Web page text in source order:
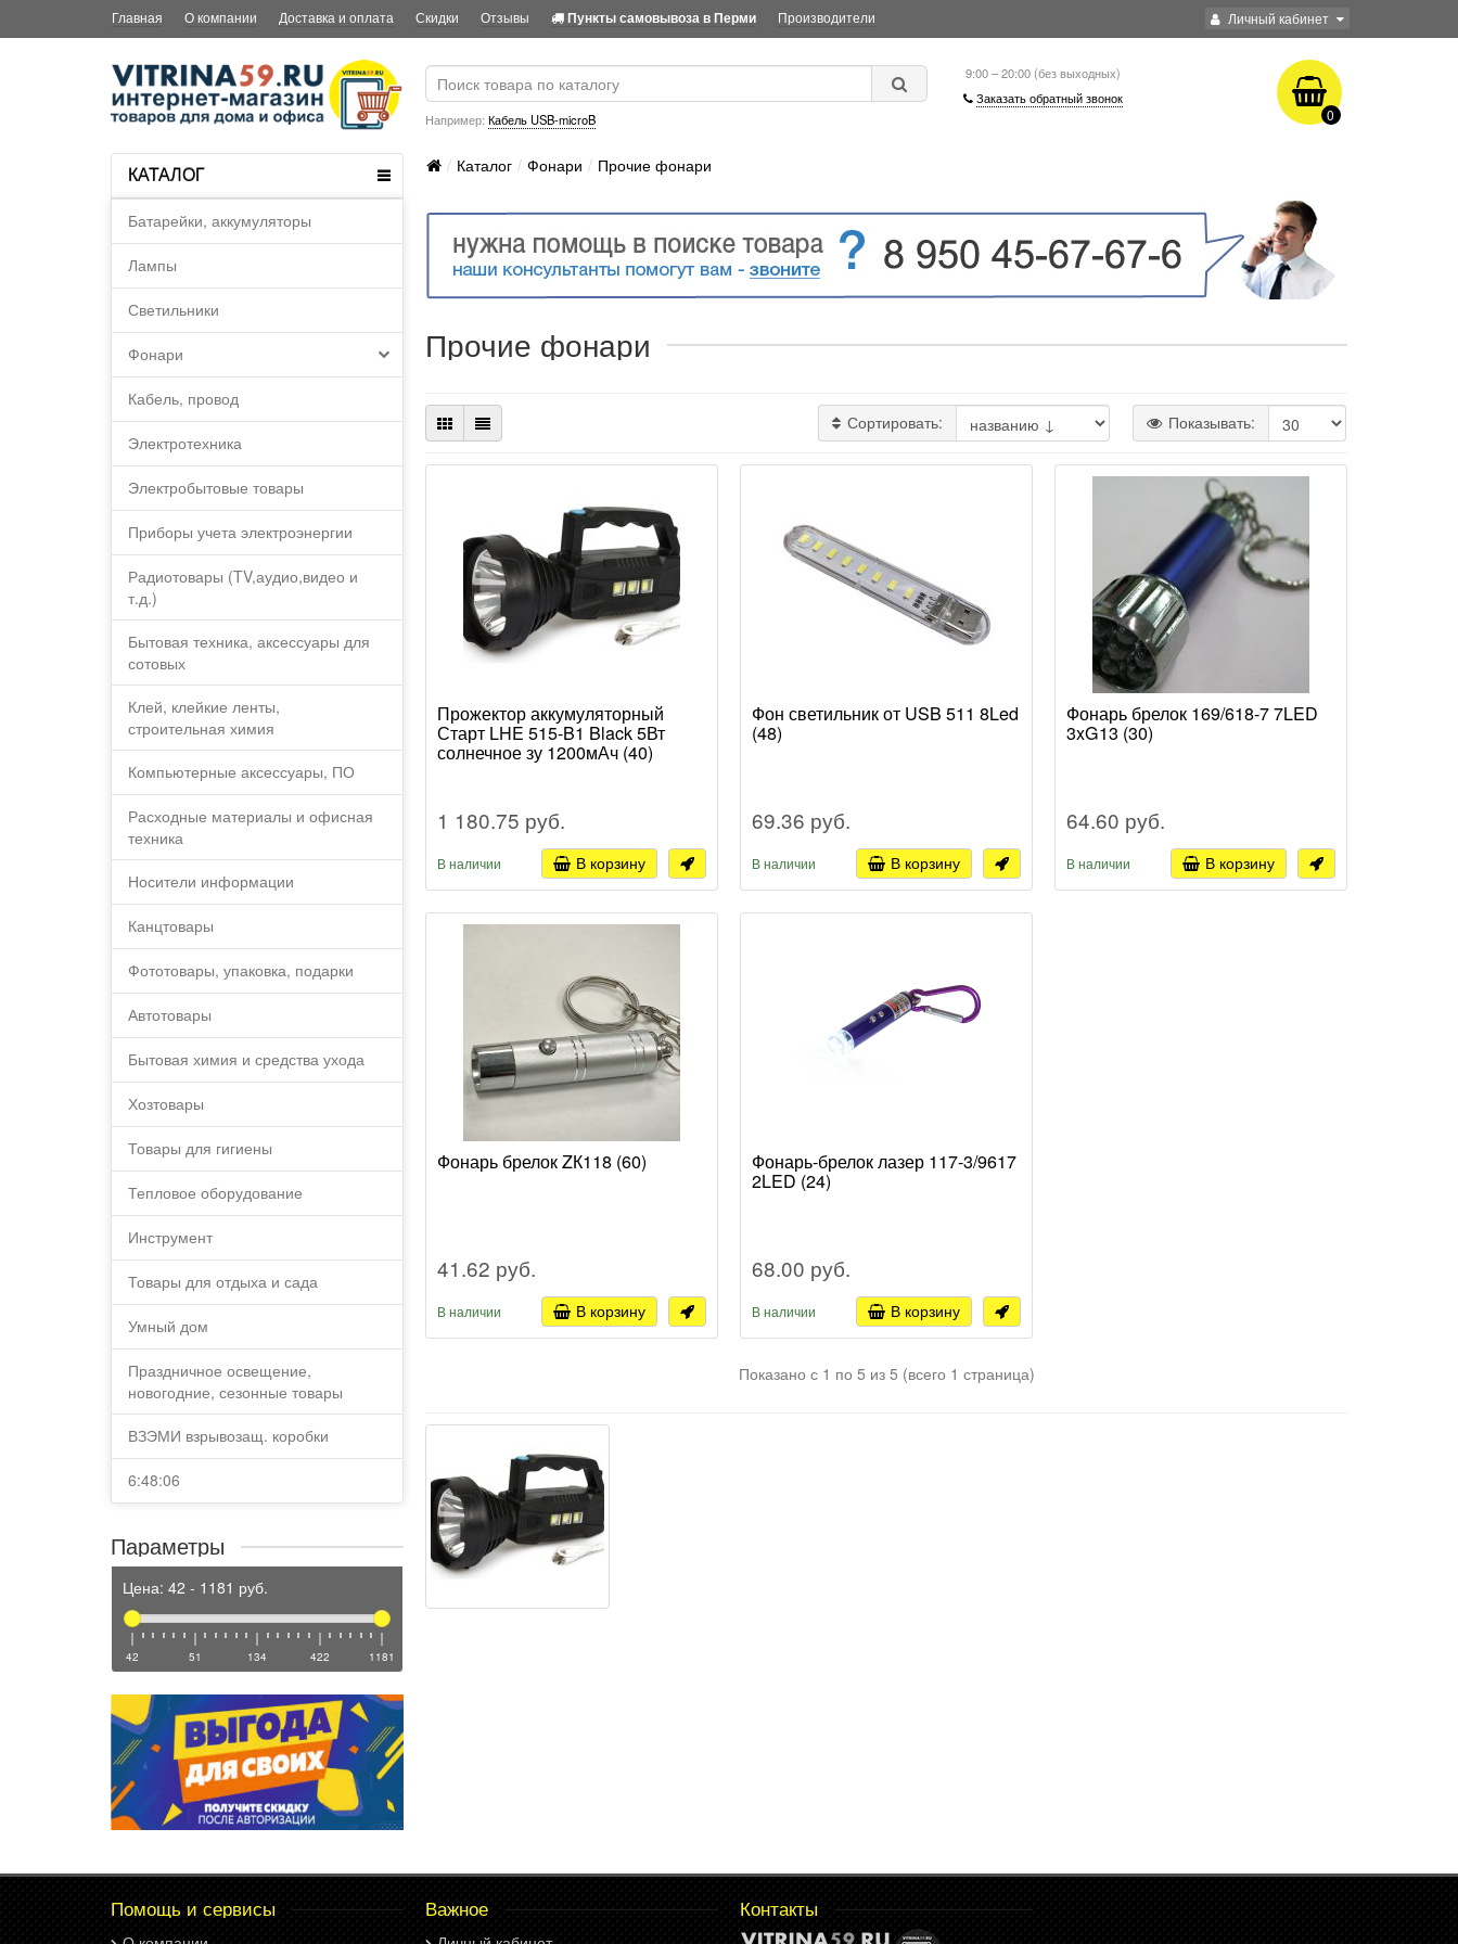
Личный кабинет
Главная О компании Доставка и оплата Скидки Отзывы Пункты самовывоза в Перми Производители
Например: Кабель USB-microB
9:00 – 20:00 (без выходных)
Заказать обратный звонок
0
КАТАЛОГ
Батарейки, аккумуляторы
Лампы
Светильники
Фонари
Кабель, провод
Электротехника
Электробытовые товары
Приборы учета электроэнергии
Радиотовары (TV,аудио,видео и
т.д.)
Бытовая техника, аксессуары для
сотовых
Клей, клейкие ленты,
строительная химия
Компьютерные аксессуары, ПО
Расходные материалы и офисная
техника
Носители информации
Канцтовары
Фототовары, упаковка, подарки
Автотовары
Бытовая химия и средства ухода
Хозтовары
Товары для гигиены
Тепловое оборудование
Инструмент
Товары для отдыха и сада
Умный дом
Праздничное освещение,
новогодние, сезонные товары
ВЗЭМИ взрывозащ. коробки
6:48:06
Каталог Фонари Прочие фонари
Параметры
Цена: 42 - 1181 руб.
42 51 134 422 1181
Прочие фонари
Сортировать: Показывать:
Прожектор аккумуляторный
Старт LHE 515-B1 Black 5Вт
солнечное зу 1200мАч (40)
1 180.75 руб.
В наличии В корзину
Фон светильник от USB 511 8Led
(48)
69.36 руб.
В наличии В корзину
Фонарь брелок 169/618-7 7LED
3xG13 (30)
64.60 руб.
В наличии В корзину
Фонарь брелок ZК118 (60)
41.62 руб.
В наличии В корзину
Фонарь-брелок лазер 117-3/9617
2LED (24)
68.00 руб.
В наличии В корзину
Показано с 1 по 5 из 5 (всего 1 страница)
Помощь и сервисы Важное Контакты